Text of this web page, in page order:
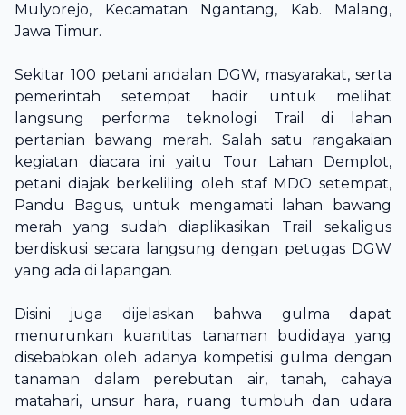
Mulyorejo, Kecamatan Ngantang, Kab. Malang,
Jawa Timur.
Sekitar 100 petani andalan DGW, masyarakat, serta
pemerintah setempat hadir untuk melihat
langsung performa teknologi Trail di lahan
pertanian bawang merah. Salah satu rangakaian
kegiatan diacara ini yaitu Tour Lahan Demplot,
petani diajak berkeliling oleh staf MDO setempat,
Pandu Bagus, untuk mengamati lahan bawang
merah yang sudah diaplikasikan Trail sekaligus
berdiskusi secara langsung dengan petugas DGW
yang ada di lapangan.
Disini juga dijelaskan bahwa gulma dapat
menurunkan kuantitas tanaman budidaya yang
disebabkan oleh adanya kompetisi gulma dengan
tanaman dalam perebutan air, tanah, cahaya
matahari, unsur hara, ruang tumbuh dan udara